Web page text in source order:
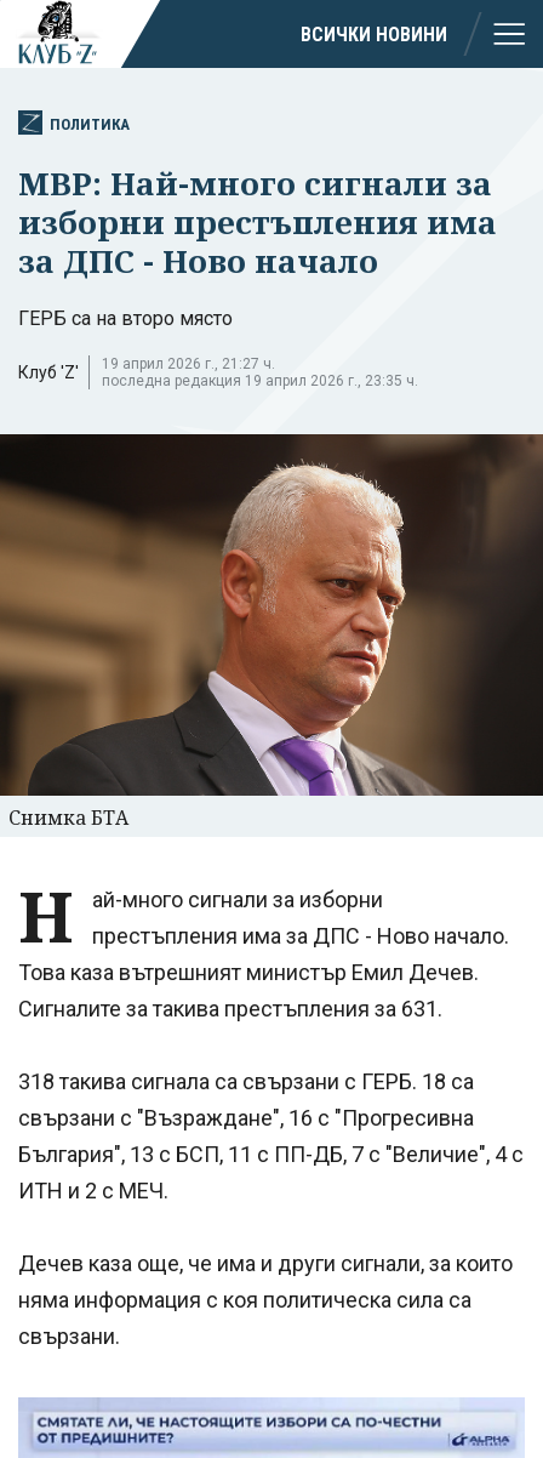
ВСИЧКИ НОВИНИ
ПОЛИТИКА
МВР: Най-много сигнали за
изборни престъпления има
за ДПС - Ново начало
ГЕРБ са на второ място
Клуб 'Z'
19 април 2026 г., 21:27 ч.
последна редакция 19 април 2026 г., 23:35 ч.
Снимка БТА
Н
ай-много сигнали за изборни
престъпления има за ДПС - Ново начало.
Това каза вътрешният министър Емил Дечев.
Сигналите за такива престъпления за 631.
318 такива сигнала са свързани с ГЕРБ. 18 са
свързани с "Възраждане", 16 с "Прогресивна
България", 13 с БСП, 11 с ПП-ДБ, 7 с "Величие", 4 с
ИТН и 2 с МЕЧ.
Дечев каза още, че има и други сигнали, за които
няма информация с коя политическа сила са
свързани.